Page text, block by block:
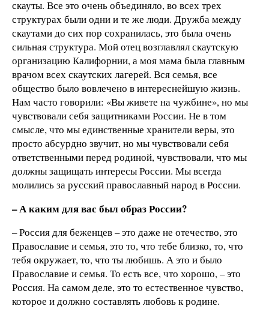
скауты. Все это очень объединяло, во всех трех
структурах были одни и те же люди. Дружба между
скаутами до сих пор сохранилась, это была очень
сильная структура. Мой отец возглавлял скаутскую
организацию Калифорнии, а моя мама была главным
врачом всех скаутских лагерей. Вся семья, все
общество было вовлечено в интереснейшую жизнь.
Нам часто говорили: «Вы живете на чужбине», но мы
чувствовали себя защитниками России. Не в том
смысле, что мы единственные хранители веры, это
просто абсурдно звучит, но мы чувствовали себя
ответственными перед родиной, чувствовали, что мы
должны защищать интересы России. Мы всегда
молились за русский православный народ в России.
–А каким для вас был образ России?
– Россия для беженцев – это даже не отечество, это
Православие и семья, это то, что тебе близко, то, что
тебя окружает, то, что ты любишь. А это и было
Православие и семья. То есть все, что хорошо, – это
Россия. На самом деле, это то естественное чувство,
которое и должно составлять любовь к родине.